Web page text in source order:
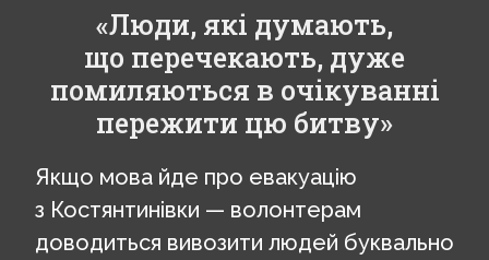
«Люди, які думають,
що перечекають, дуже
помиляються в очікуванні
пережити цю битву»
Якщо мова йде про евакуацію
з Костянтинівки — волонтерам
доводиться вивозити людей буквально